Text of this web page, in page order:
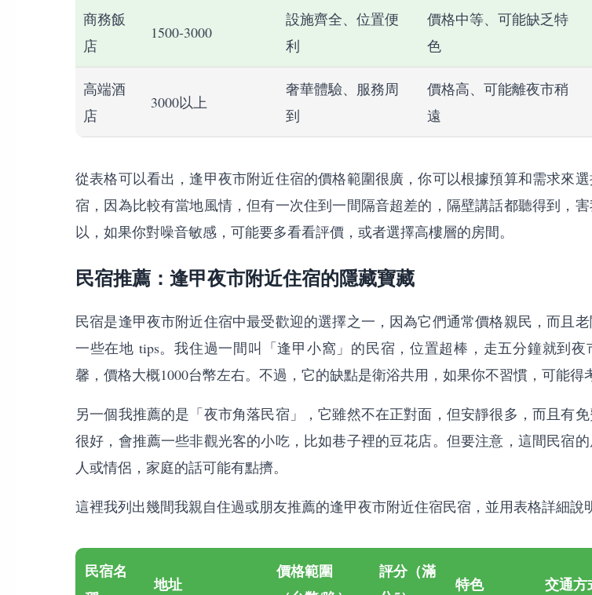
商務飯
店
1500-3000
設施齊全、位置便
利
價格中等、可能缺乏特
色
高端酒
店
3000以上
奢華體驗、服務周
到
價格高、可能離夜市稍
遠
從表格可以看出，逢甲夜市附近住宿的價格範圍很廣，你可以根據預算和需求來
宿，因為比較有當地風情，但有一次住到一間隔音超差的，隔壁講話都聽得到，
以，如果你對噪音敏感，可能要多看看評價，或者選擇高樓層的房間。
民宿推薦：逢甲夜市附近住宿的隱藏寶藏
民宿是逢甲夜市附近住宿中最受歡迎的選擇之一，因為它們通常價格親民，而且
一些在地 tips。我住過一間叫「逢甲小窩」的民宿，位置超棒，走五分鐘就到夜
馨，價格大概1000台幣左右。不過，它的缺點是衛浴共用，如果你不習慣，可能得
另一個我推薦的是「夜市角落民宿」，它雖然不在正對面，但安靜很多，而且有
很好，會推薦一些非觀光客的小吃，比如巷子裡的豆花店。但要注意，這間民宿
人或情侶，家庭的話可能有點擠。
這裡我列出幾間我親自住過或朋友推薦的逢甲夜市附近住宿民宿，並用表格詳細說
民宿名
地址
價格範圍
評分（滿
特色 交通方